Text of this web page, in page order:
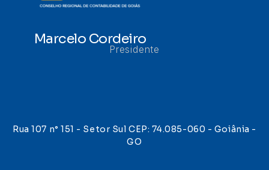
Marcelo Cordeiro
Presidente
Rua 107 n° 151 - Setor Sul CEP: 74.085-060 - Goiânia -
GO